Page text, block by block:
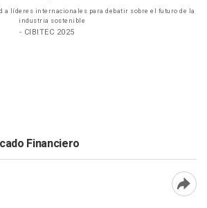
a líderes internacionales para debatir sobre el futuro de la
industria sostenible
- CIBITEC 2025
Financiero